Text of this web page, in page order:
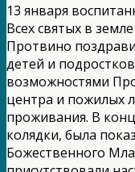
13 января
Всех святых в
Протвино
детей и
возможностями
центра и пожилых
проживания. В
колядки, была
Божественного